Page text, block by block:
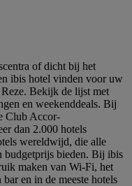
of dicht bij het
ibis hotel vinden voor uw
Bekijk de lijst met
en weekenddeals. Bij
Club Accor-
dan 2.000 hotels
wereldwijd, die alle
budgetprijs bieden. Bij ibis
maken van Wi-Fi, het
en in de meeste hotels